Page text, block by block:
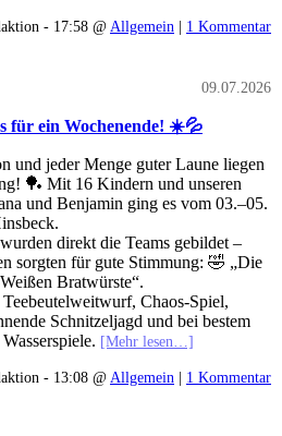
- 17:58 @ Allgemein | 1 Kommentar
09.07.2026
für ein Wochenende! ☀️💦
und jeder Menge guter Laune liegen
🏓 Mit 16 Kindern und unseren
und Benjamin ging es vom 03.–05.
direkt die Teams gebildet –
sorgten für gute Stimmung: 🤣 „Die
Bratwürste“.
Chaos-Spiel,
Schnitzeljagd und bei bestem
[Mehr lesen…]
- 13:08 @ Allgemein | 1 Kommentar